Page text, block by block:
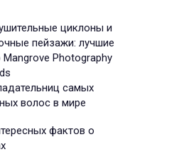
циклоны и
пейзажи: лучшие
Photography
самых
волос в мире
фактов о